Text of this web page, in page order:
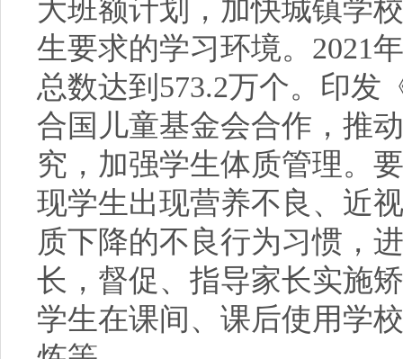
大班额计划，加快城镇学
生要求的学习环境。2021
总数达到573.2万个。印发
合国儿童基金会合作，推
究，加强学生体质管理。
现学生出现营养不良、近
质下降的不良行为习惯，
长，督促、指导家长实施
学生在课间、课后使用学